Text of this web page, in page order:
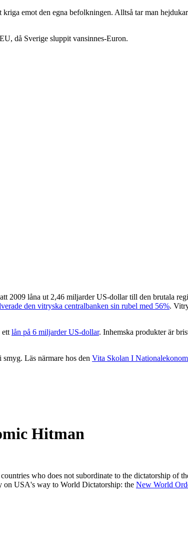
emot den egna befolkningen. Alltså tar man
då Sverige sluppit vansinnes-Euron.
2009 låna ut 2,46 miljarder US-dollar till den brutala
den vitryska centralbanken sin rubel med 56%.
ett lån på 6 miljarder US-dollar. Inhemska produkter är
Läs närmare hos den Vita Skolan I
Hitman
who does not subordinate to the dictatorship of
on USA's way to World Dictatorship: the New World